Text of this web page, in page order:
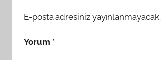
E-posta adresiniz yayınlanmayacak.
Yorum *